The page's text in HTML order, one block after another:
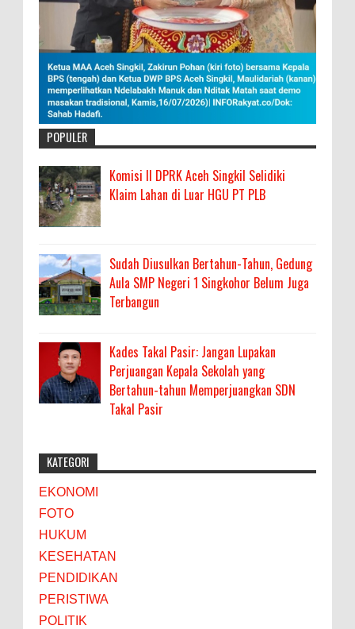
POPULER
Komisi II DPRK Aceh Singkil Selidiki
Klaim Lahan di Luar HGU PT PLB
Sudah Diusulkan Bertahun-Tahun, Gedung
Aula SMP Negeri 1 Singkohor Belum Juga
Terbangun
Kades Takal Pasir: Jangan Lupakan
Perjuangan Kepala Sekolah yang
Bertahun-tahun Memperjuangkan SDN
Takal Pasir
KATEGORI
EKONOMI
FOTO
HUKUM
KESEHATAN
PENDIDIKAN
PERISTIWA
POLITIK